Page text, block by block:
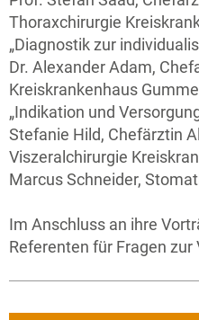
Thoraxchirurgie
„Diagnostik zur
Dr. Alexander Adam,
Kreiskrankenhaus
„Indikation und
Stefanie Hild, Chefärztin
Viszeralchirurgie
Marcus Schneider,
Im Anschluss an ihre
Referenten für Fragen zur